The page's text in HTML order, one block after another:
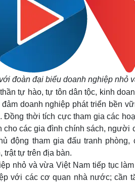
đoàn đại biểu doanh nghiệp nhỏ
tự hào, tự tôn dân tộc, kinh
doanh nghiệp phát triển bền
thời tích cực tham gia các
cho các gia đình chính sách,
động tham gia đấu tranh phòng,
trật tự trên địa bàn.
nhỏ và vừa Việt Nam tiếp tục
với các cơ quan nhà nước; cần